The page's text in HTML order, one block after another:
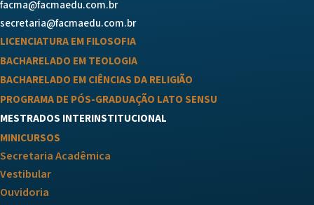
facma@facmaedu.com.br
secretaria@facmaedu.com.br
LICENCIATURA EM FILOSOFIA
BACHARELADO EM TEOLOGIA
BACHARELADO EM CIÊNCIAS DA RELIGIÃO
PROGRAMA DE PÓS-GRADUAÇÃO LATO SENSU
MESTRADOS INTERINSTITUCIONAL
MINICURSOS
Secretaria Acadêmica
Vestibular
Ouvidoria